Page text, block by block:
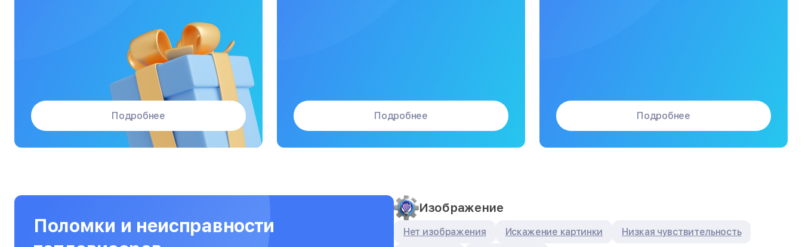
Микроволновые печи
Морозильные камеры
Подробнее Подробнее Подробнее
Поломки и неисправности
Изображение
Нет изображения Искажение картинки Низкая чувствительность